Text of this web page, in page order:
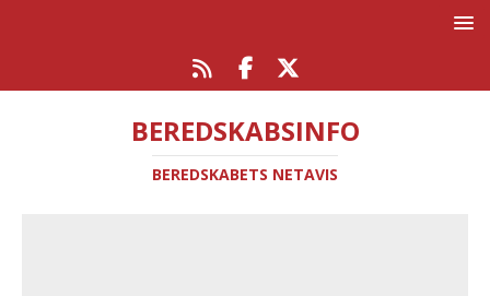
BEREDSKABSINFO
BEREDSKABETS NETAVIS